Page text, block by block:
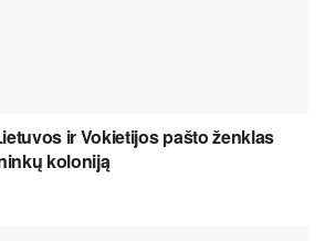
ir Vokietijos pašto ženklas
koloniją